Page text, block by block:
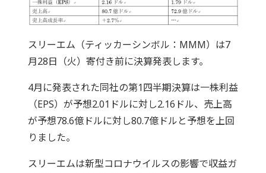
スリーエム（ティッカーシンボル：MMM）は7
月28日（火）寄付き前に決算発表します。
4月に発表された同社の第1四半期決算は一株利益
（EPS）が予想2.01ドルに対し2.16ドル、売上高
が予想78.6億ドルに対し80.7億ドルと予想を上回
りました。
スリーエムは新型コロナウイルスの影響で収益ガ